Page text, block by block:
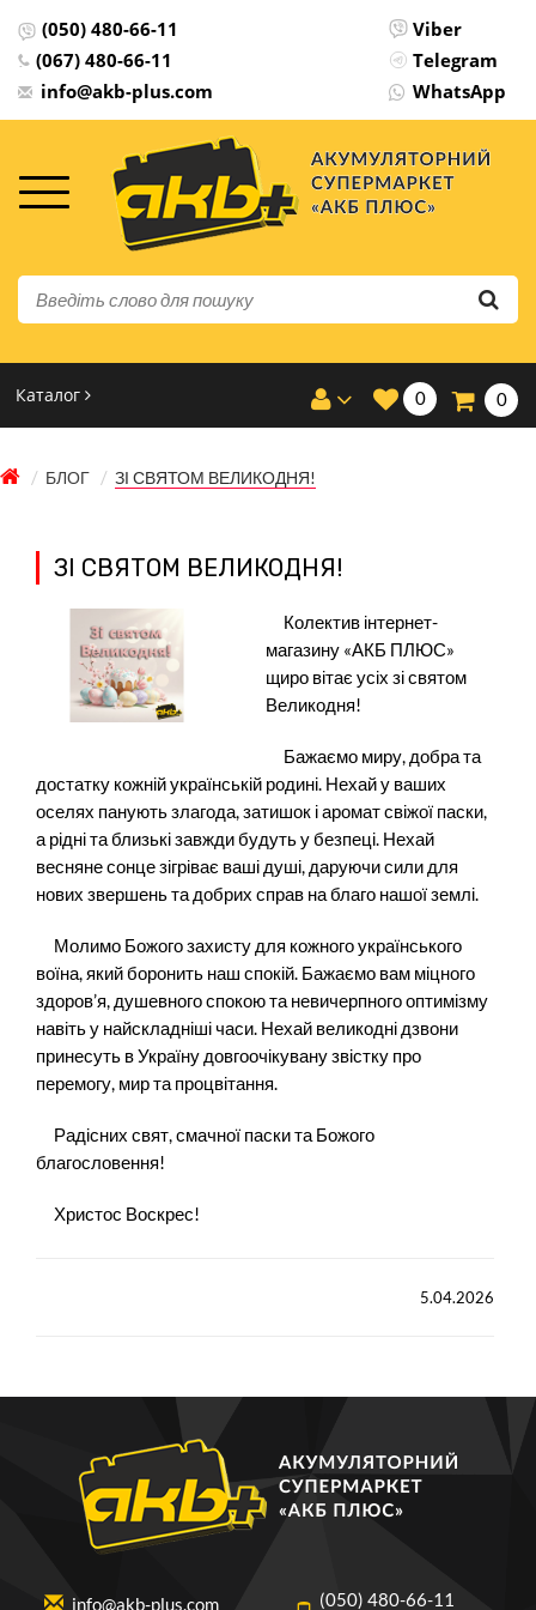
(050) 480-66-11
(067) 480-66-11
info@akb-plus.com
Viber
Telegram
WhatsApp
0 0
Каталог
БЛОГ ЗІ СВЯТОМ ВЕЛИКОДНЯ!
ЗІ СВЯТОМ ВЕЛИКОДНЯ!
Колектив інтернет-
магазину «АКБ ПЛЮС»
щиро вітає усіх зі святом
Великодня!
Бажаємо миру, добра та
достатку кожній українській родині. Нехай у ваших
оселях панують злагода, затишок і аромат свіжої паски,
а рідні та близькі завжди будуть у безпеці. Нехай
весняне сонце зігріває ваші душі, даруючи сили для
нових звершень та добрих справ на благо нашої землі.
Молимо Божого захисту для кожного українського
воїна, який боронить наш спокій. Бажаємо вам міцного
здоров’я, душевного спокою та невичерпного оптимізму
навіть у найскладніші часи. Нехай великодні дзвони
принесуть в Україну довгоочікувану звістку про
перемогу, мир та процвітання.
Радісних свят, смачної паски та Божого
благословення!
Христос Воскрес!
5.04.2026
info@akb-plus.com (050) 480-66-11